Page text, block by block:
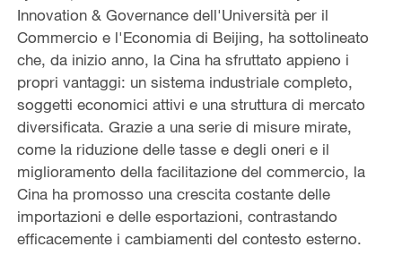
Innovation & Governance dell'Università per il
Commercio e l'Economia di Beijing, ha sottolineato
che, da inizio anno, la Cina ha sfruttato appieno i
propri vantaggi: un sistema industriale completo,
soggetti economici attivi e una struttura di mercato
diversificata. Grazie a una serie di misure mirate,
come la riduzione delle tasse e degli oneri e il
miglioramento della facilitazione del commercio, la
Cina ha promosso una crescita costante delle
importazioni e delle esportazioni, contrastando
efficacemente i cambiamenti del contesto esterno.